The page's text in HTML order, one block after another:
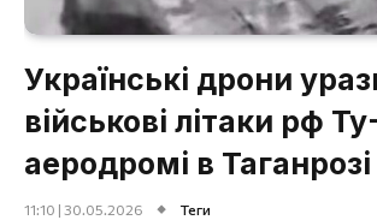
Українські дрони
військові літаки рф
аеродромі в Таганрозі
11:10 | 30.05.2026 Теги